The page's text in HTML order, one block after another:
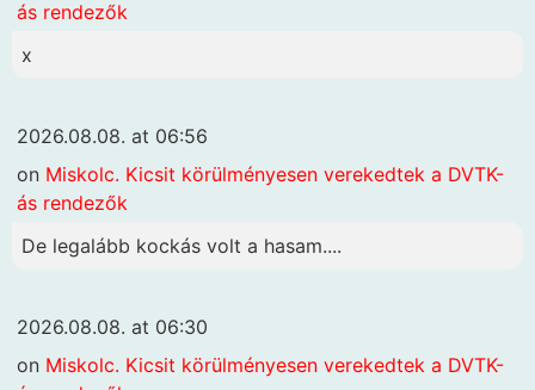
ás rendezők
x
2026.08.08. at 06:56
on Miskolc. Kicsit körülményesen verekedtek a DVTK-
ás rendezők
De legalább kockás volt a hasam....
2026.08.08. at 06:30
on Miskolc. Kicsit körülményesen verekedtek a DVTK-